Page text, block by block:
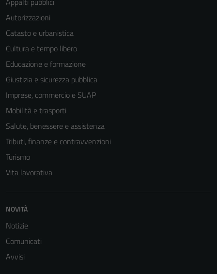
Autorizzazioni
Catasto e urbanistica
Cultura e tempo libero
Educazione e formazione
Giustizia e sicurezza pubblica
Imprese, commercio e SUAP
Mobilità e trasporti
Salute, benessere e assistenza
Tributi, finanze e contravvenzioni
Turismo
Vita lavorativa
NOVITÀ
Notizie
Comunicati
Avvisi